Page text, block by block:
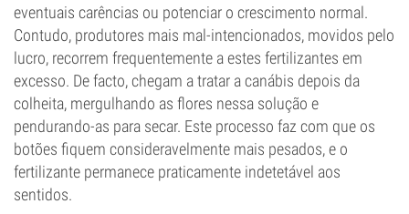
eventuais carências ou potenciar o crescimento normal.
Contudo, produtores mais mal-intencionados, movidos pelo
lucro, recorrem frequentemente a estes fertilizantes em
excesso. De facto, chegam a tratar a canábis depois da
colheita, mergulhando as flores nessa solução e
pendurando-as para secar. Este processo faz com que os
botões fiquem consideravelmente mais pesados, e o
fertilizante permanece praticamente indetetável aos
sentidos.